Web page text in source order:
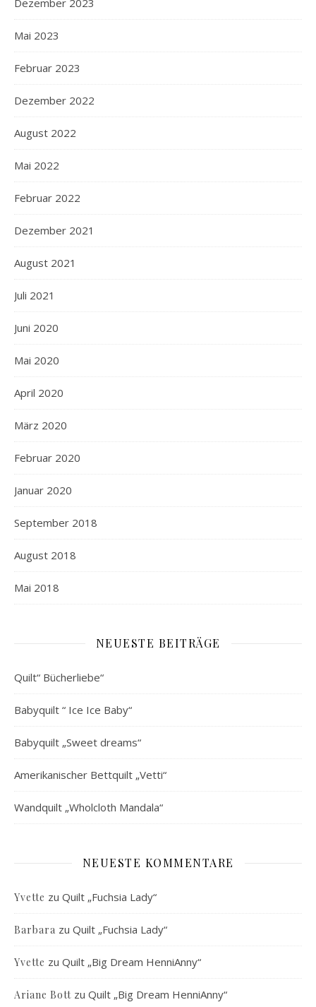
Dezember 2023
Mai 2023
Februar 2023
Dezember 2022
August 2022
Mai 2022
Februar 2022
Dezember 2021
August 2021
Juli 2021
Juni 2020
Mai 2020
April 2020
März 2020
Februar 2020
Januar 2020
September 2018
August 2018
Mai 2018
NEUESTE BEITRÄGE
Quilt“ Bücherliebe“
Babyquilt “ Ice Ice Baby“
Babyquilt „Sweet dreams“
Amerikanischer Bettquilt „Vetti“
Wandquilt „Wholcloth Mandala“
NEUESTE KOMMENTARE
Yvette zu Quilt „Fuchsia Lady“
Barbara zu Quilt „Fuchsia Lady“
Yvette zu Quilt „Big Dream HenniAnny“
Ariane Bott zu Quilt „Big Dream HenniAnny“